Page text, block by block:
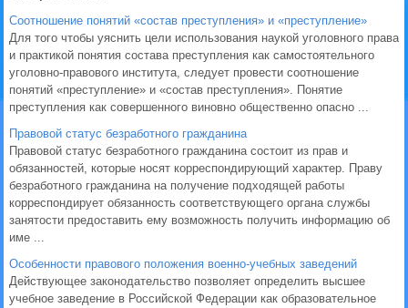
Соотношение понятий «состав преступления» и «преступление»
Для того чтобы уяснить цели использования наукой уголовного права
и практикой понятия состава преступления как самостоятельного
уголовно-правового института, следует провести соотношение
понятий «преступление» и «состав преступления». Понятие
преступления как совершенного виновно общественно опасно ...
Правовой статус безработного гражданина
Правовой статус безработного гражданина состоит из прав и
обязанностей, которые носят корреспондирующий характер. Праву
безработного гражданина на получение подходящей работы
корреспондирует обязанность соответствующего органа службы
занятости предоставить ему возможность получить информацию об
име ...
Особенности правового положения военно-учебных заведений
Действующее законодательство позволяет определить высшее
учебное заведение в Российской Федерации как образовательное